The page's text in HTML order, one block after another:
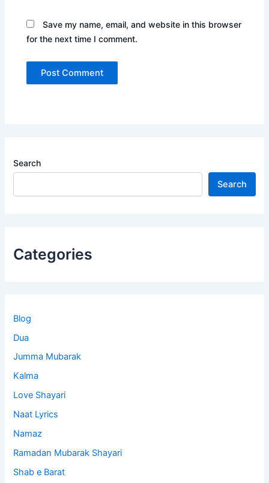
Save my name, email, and website in this browser
for the next time I comment.
Search
Search
Categories
Blog
Dua
Jumma Mubarak
Kalma
Love Shayari
Naat Lyrics
Namaz
Ramadan Mubarak Shayari
Shab e Barat